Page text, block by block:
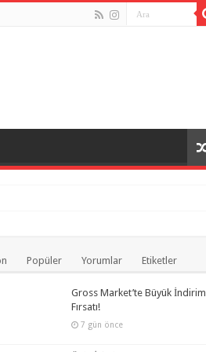
Popüler Yorumlar Etiketler
Gross Market’te Büyük İndirim
Fırsatı!
7 gün önce